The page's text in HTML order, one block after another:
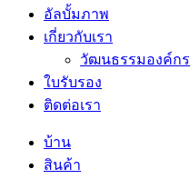
อัลบั้มภาพ
เกี่ยวกับเรา
วัฒนธรรมองค์กร
ใบรับรอง
ติดต่อเรา
บ้าน
สินค้า